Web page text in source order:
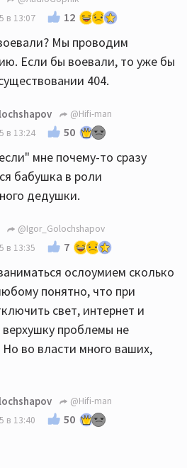
в 13:07
12
Мы проводим
Если бы воевали, то уже бы
404.
@Hifi-man
в 13:24
50
мне почему-то сразу
бабушка в роли
дедушки.
@Igor_Golochshapov
в 13:35
7
ослоумием сколько
понятно, что при
свет, интернет и
проблемы не
Но во власти много ваших,
@Hifi-man
в 13:40
50